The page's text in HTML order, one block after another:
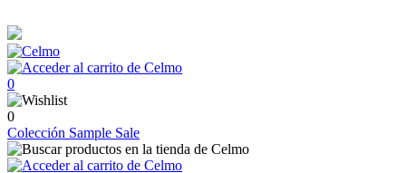
0
0
Colección Sample Sale